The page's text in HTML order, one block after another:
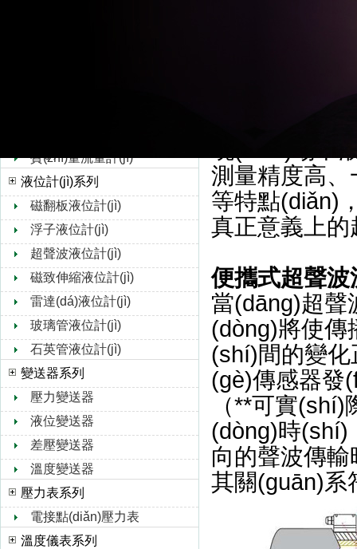
質(zhì)量流量計(jì)
液位計(jì)系列
磁翻板液位計(jì)
浮子液位計(jì)
超聲波液位計(jì)
磁致伸縮液位計(jì)
雷達(dá)液位計(jì)
玻璃管液位計(jì)
石英管液位計(jì)
變送器系列
壓力變送器
液位變送器
差壓變送器
溫度變送器
壓力表系列
電接點(diǎn)壓力表
溫度儀表系列
越的性能
測量精度高、
等特點(diǎn)
真正意義上
便攜式超聲
當(dāng)超聲
(dòng)將使傳
(shí)間的變化正
(gè)傳感器發
（**可實
(dòng)時
向的聲波傳輸
其關(guān)系